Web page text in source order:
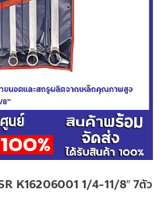
K16206001 1/4-11/8″ 7ตัว